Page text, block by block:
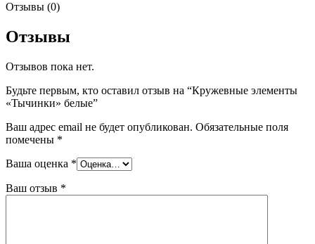
Отзывы (0)
Отзывы
Отзывов пока нет.
Будьте первым, кто оставил отзыв на “Кружевные элементы
«Тычинки» белые”
Ваш адрес email не будет опубликован. Обязательные поля
помечены *
Ваша оценка *
Ваш отзыв *